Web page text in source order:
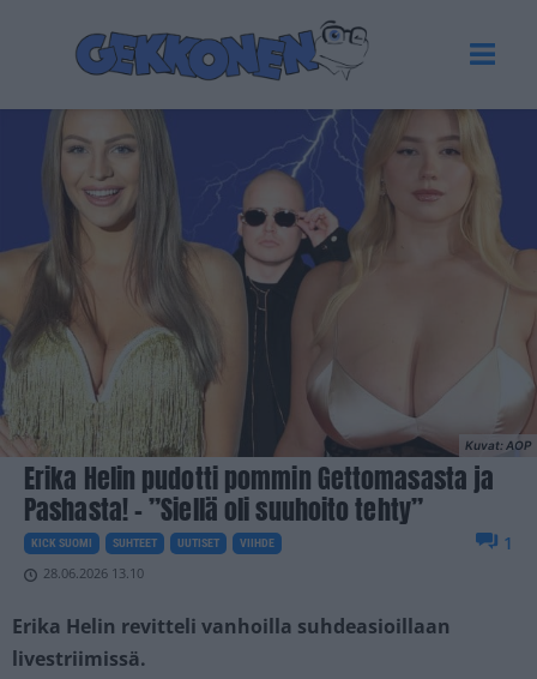
Kuvat: AOP
Erika Helin pudotti pommin Gettomasasta ja
Pashasta! – ”Siellä oli suuhoito tehty”
KICK SUOMI SUHTEET UUTISET VIIHDE
28.06.2026 13.10
1
Erika Helin revitteli vanhoilla suhdeasioillaan
livestriimissä.